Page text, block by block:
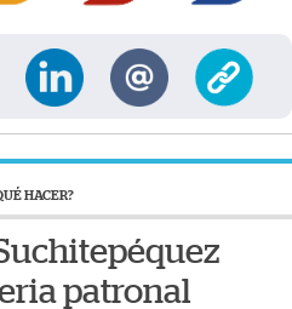
HACER?
patronal